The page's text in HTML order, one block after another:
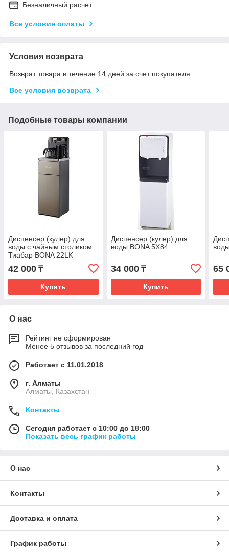
Безналичный расчет
Все условия оплаты
Условия возврата
Возврат товара в течение 14 дней за счет покупателя
Все условия возврата
Подобные товары компании
Диспенсер (кулер) для
воды с чайным столиком
Тиабар BONA 22LK
42 000 ₸
Купить
Диспенсер (кулер) для
воды BONA 5X84
34 000₸
Купить
65
О нас
Рейтинг не сформирован
Менее 5 отзывов за последний год
Работает с 11.01.2018
г. Алматы
Алматы, Казахстан
Контакты
Сегодня работает с 10:00 до 18:00
Показать весь график работы
О нас
Контакты
Доставка и оплата
График работы